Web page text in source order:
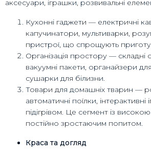
аксесуари, іграшки, розвивальні
Кухонні гаджети — електричні
капучинатори, мультиварки,
пристрої, що спрощують
Організація простору — складні
вакуумні пакети, органайзери
сушарки для білизни.
Товари для домашніх тварин —
автоматичні поїлки,
підігрівом. Це сегмент із
постійно зростаючим попитом.
Краса та догляд